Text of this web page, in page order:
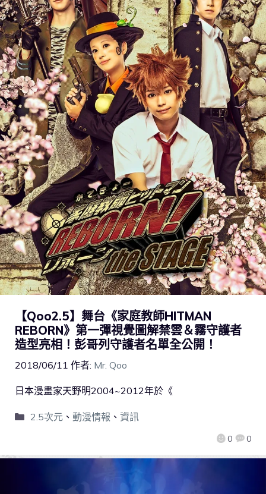
【Qoo2.5】舞台《家庭教師HITMAN
REBORN》第一彈視覺圖解禁雲＆霧守護者
造型亮相！彭哥列守護者名單全公開！
2018/06/11 作者: Mr. Qoo
0 0
日本漫畫家天野明2004~2012年於《
2.5次元、 動漫情報 、 資訊